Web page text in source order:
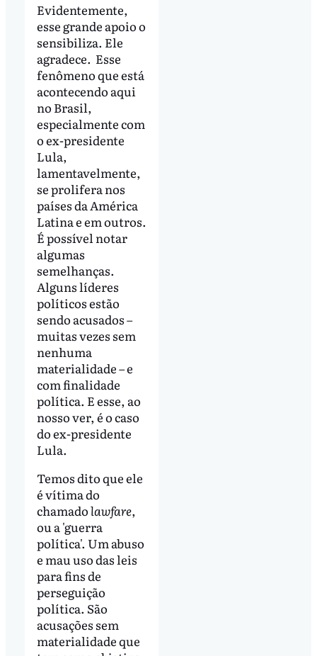
Evidentemente,
esse grande apoio o
sensibiliza. Ele
agradece. Esse
fenômeno que está
acontecendo aqui
no Brasil,
especialmente com
o ex-presidente
Lula,
lamentavelmente,
se prolifera nos
países da América
Latina e em outros.
É possível notar
algumas
semelhanças.
Alguns líderes
políticos estão
sendo acusados –
muitas vezes sem
nenhuma
materialidade – e
com finalidade
política. E esse, ao
nosso ver, é o caso
do ex-presidente
Lula.
Temos dito que ele
é vítima do
chamadolawfare,
ou a 'guerra
política'. Um abuso
e mau uso das leis
para fins de
perseguição
política. São
acusações sem
materialidade que